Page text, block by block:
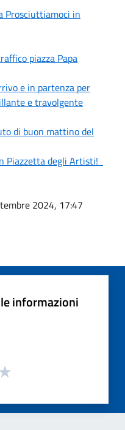
Prosciuttiamoci in
piazza Papa
e in partenza per
e travolgente
di buon mattino del
Piazzetta degli Artisti!
2024, 17:47
informazioni